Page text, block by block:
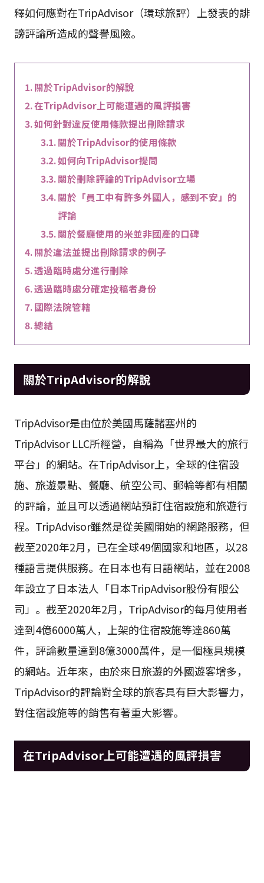
釋如何應對在TripAdvisor（環球旅評）上發表的誹
謗評論所造成的聲譽風險。
關於TripAdvisor的解說
在TripAdvisor上可能遭遇的風評損害
如何針對違反使用條款提出刪除請求
關於TripAdvisor的使用條款
如何向TripAdvisor提問
關於刪除評論的TripAdvisor立場
關於「員工中有許多外國人，感到不安」的
評論
關於餐廳使用的米並非國產的口碑
關於違法並提出刪除請求的例子
透過臨時處分進行刪除
透過臨時處分確定投稿者身份
國際法院管轄
總結
關於TripAdvisor的解說
TripAdvisor是由位於美國馬薩諸塞州的
TripAdvisor LLC所經營，自稱為「世界最大的旅行
平台」的網站。在TripAdvisor上，全球的住宿設
施、旅遊景點、餐廳、航空公司、郵輪等都有相關
的評論，並且可以透過網站預訂住宿設施和旅遊行
程。TripAdvisor雖然是從美國開始的網路服務，但
截至2020年2月，已在全球49個國家和地區，以28
種語言提供服務。在日本也有日語網站，並在2008
年設立了日本法人「日本TripAdvisor股份有限公
司」。截至2020年2月，TripAdvisor的每月使用者
達到4億6000萬人，上架的住宿設施等達860萬
件，評論數量達到8億3000萬件，是一個極具規模
的網站。近年來，由於來日旅遊的外國遊客增多，
TripAdvisor的評論對全球的旅客具有巨大影響力，
對住宿設施等的銷售有著重大影響。
在TripAdvisor上可能遭遇的風評損害